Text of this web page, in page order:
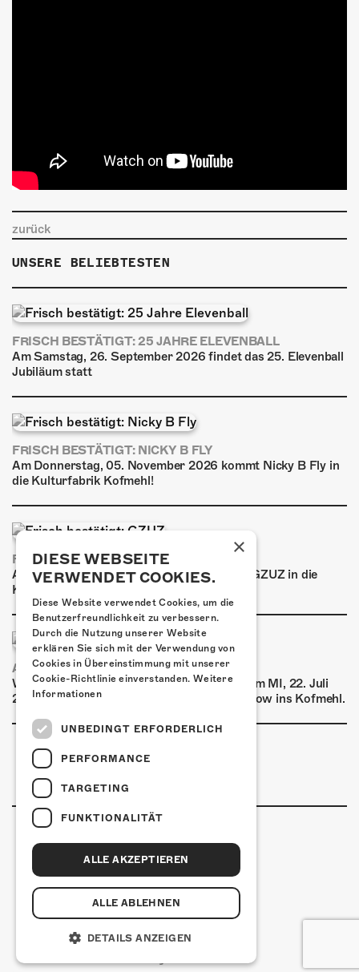
zurück
UNSERE BELIEBTESTEN
FRISCH BESTÄTIGT: 25 JAHRE ELEVENBALL
Am Samstag, 26. September 2026 findet das 25. Elevenball
Jubiläum statt
FRISCH BESTÄTIGT: NICKY B FLY
Am Donnerstag, 05. November 2026 kommt Nicky B Fly in
die Kulturfabrik Kofmehl!
FRISCH BESTÄTIGT: GZUZ
Am Donnerstag, 29. Oktober 2026 kommt GZUZ in die
Kulturfabrik Kofmehl!
AIRBOURNE - SPECIAL SUMMER SHOW
Wow, das ist ein Ding! Airbourne kommen am MI, 22. Juli
2026 für eine exklusive Special Summer Show ins Kofmehl.
Kulturfabrik Kofmehl
Kofmehlweg 1
+41 32 621 20 60
×
DIESE WEBSEITE
VERWENDET COOKIES.
Diese Website verwendet Cookies, um die
Benutzerfreundlichkeit zu verbessern.
Durch die Nutzung unserer Website
erklären Sie sich mit der Verwendung von
Cookies in Übereinstimmung mit unserer
Cookie-Richtlinie einverstanden. Weitere
Informationen
UNBEDINGT ERFORDERLICH
PERFORMANCE
TARGETING
FUNKTIONALITÄT
ALLE AKZEPTIEREN
ALLE ABLEHNEN
DETAILS ANZEIGEN